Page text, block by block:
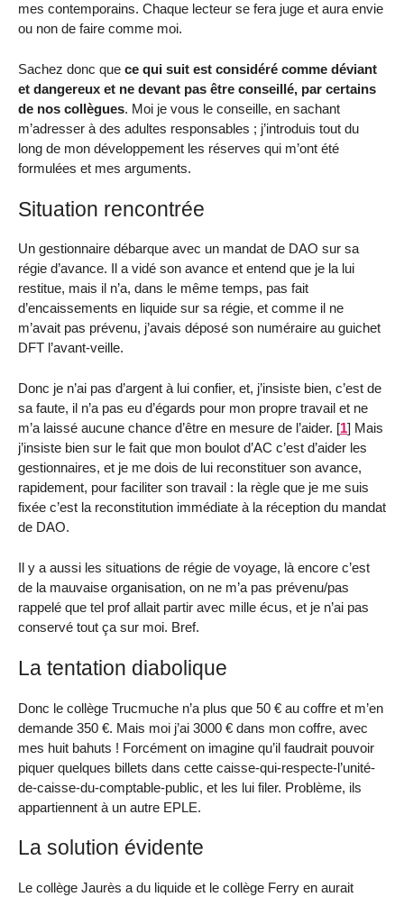
mes contemporains. Chaque lecteur se fera juge et aura envie
ou non de faire comme moi.
Sachez donc que ce qui suit est considéré comme déviant
et dangereux et ne devant pas être conseillé, par certains
de nos collègues. Moi je vous le conseille, en sachant
m’adresser à des adultes responsables ; j’introduis tout du
long de mon développement les réserves qui m’ont été
formulées et mes arguments.
Situation rencontrée
Un gestionnaire débarque avec un mandat de DAO sur sa
régie d’avance. Il a vidé son avance et entend que je la lui
restitue, mais il n’a, dans le même temps, pas fait
d’encaissements en liquide sur sa régie, et comme il ne
m’avait pas prévenu, j’avais déposé son numéraire au guichet
DFT l’avant-veille.
Donc je n’ai pas d’argent à lui confier, et, j’insiste bien, c’est de
sa faute, il n’a pas eu d’égards pour mon propre travail et ne
m’a laissé aucune chance d’être en mesure de l’aider. [1] Mais
j’insiste bien sur le fait que mon boulot d’AC c’est d’aider les
gestionnaires, et je me dois de lui reconstituer son avance,
rapidement, pour faciliter son travail : la règle que je me suis
fixée c’est la reconstitution immédiate à la réception du mandat
de DAO.
Il y a aussi les situations de régie de voyage, là encore c’est
de la mauvaise organisation, on ne m’a pas prévenu/pas
rappelé que tel prof allait partir avec mille écus, et je n’ai pas
conservé tout ça sur moi. Bref.
La tentation diabolique
Donc le collège Trucmuche n’a plus que 50 € au coffre et m’en
demande 350 €. Mais moi j’ai 3000 € dans mon coffre, avec
mes huit bahuts ! Forcément on imagine qu’il faudrait pouvoir
piquer quelques billets dans cette caisse-qui-respecte-l’unité-
de-caisse-du-comptable-public, et les lui filer. Problème, ils
appartiennent à un autre EPLE.
La solution évidente
Le collège Jaurès a du liquide et le collège Ferry en aurait